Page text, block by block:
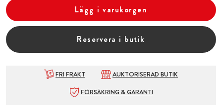
Lägg i varukorgen
Reservera i butik
FRI FRAKT
AUKTORISERAD BUTIK
FÖRSÄKRING & GARANTI